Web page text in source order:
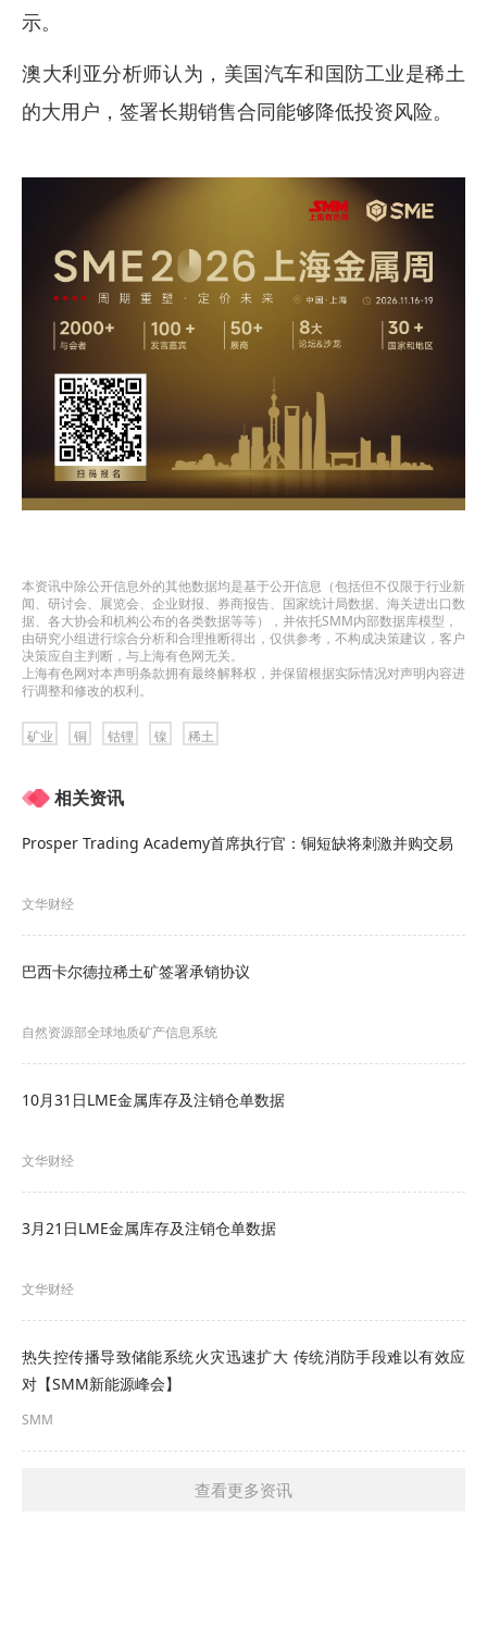
示。
澳大利亚分析师认为，美国汽车和国防工业是稀土
的大用户，签署长期销售合同能够降低投资风险。
本资讯中除公开信息外的其他数据均是基于公开信息（包括但不仅限于行业新
闻、研讨会、展览会、企业财报、券商报告、国家统计局数据、海关进出口数
据、各大协会和机构公布的各类数据等等），并依托SMM内部数据库模型，
由研究小组进行综合分析和合理推断得出，仅供参考，不构成决策建议，客户
决策应自主判断，与上海有色网无关。
上海有色网对本声明条款拥有最终解释权，并保留根据实际情况对声明内容进
行调整和修改的权利。
矿业 铜 钴锂 镍 稀土
相关资讯
Prosper Trading Academy首席执行官：铜短缺将刺激并购交易
文华财经
巴西卡尔德拉稀土矿签署承销协议
自然资源部全球地质矿产信息系统
10月31日LME金属库存及注销仓单数据
文华财经
3月21日LME金属库存及注销仓单数据
文华财经
热失控传播导致储能系统火灾迅速扩大 传统消防手段难以有效应
对【SMM新能源峰会】
SMM
查看更多资讯